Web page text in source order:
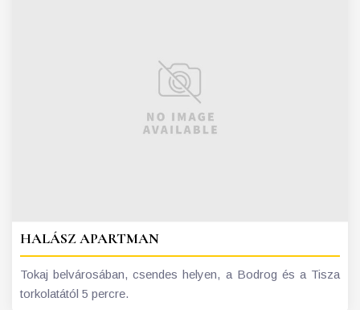
HALÁSZ APARTMAN
Tokaj belvárosában, csendes helyen, a Bodrog és a Tisza
torkolatától 5 percre.